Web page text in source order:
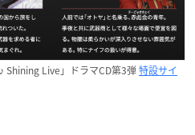
Shining Live」ドラマCD第3弾特設サイ